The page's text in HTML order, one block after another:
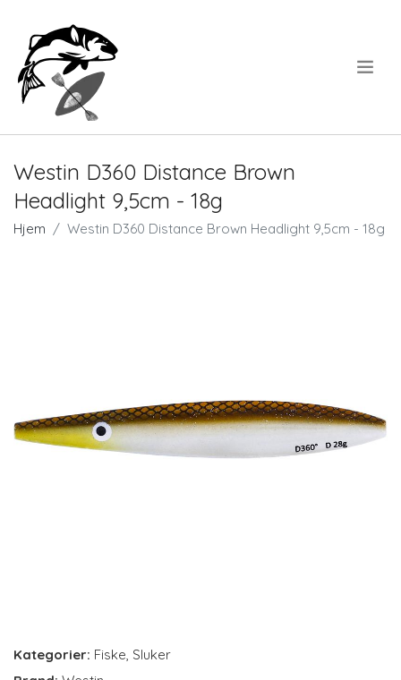
Westin D360 Distance Brown
Headlight 9,5cm - 18g
Hjem Westin D360 Distance Brown Headlight 9,5cm - 18g
Kategorier: Fiske, Sluker